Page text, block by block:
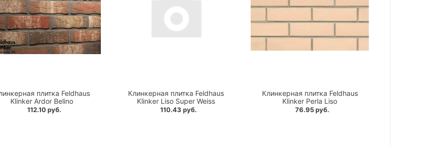
плитка Feldhaus
Klinker Ardor Belino
112.10 руб.
Клинкерная плитка Feldhaus
Klinker Liso Super Weiss
110.43 руб.
Клинкерная плитка Feldhaus
Klinker Perla Liso
76.95 руб.